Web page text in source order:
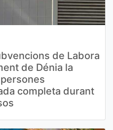
de Labora
de Dénia la
completa durant